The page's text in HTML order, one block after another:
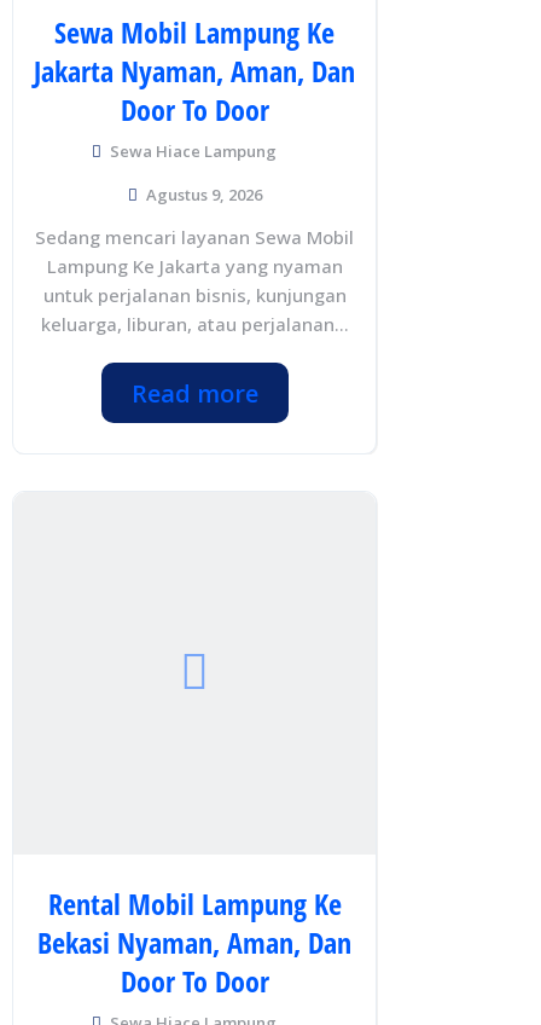
Sewa Mobil Lampung Ke
Jakarta Nyaman, Aman, Dan
Door To Door
Sewa Hiace Lampung
Agustus 9, 2026
Sedang mencari layanan Sewa Mobil
Lampung Ke Jakarta yang nyaman
untuk perjalanan bisnis, kunjungan
keluarga, liburan, atau perjalanan...
Read more
Rental Mobil Lampung Ke
Bekasi Nyaman, Aman, Dan
Door To Door